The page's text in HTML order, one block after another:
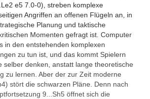
e5 7.0-0), streben komplexe
Angriffen an offenen Flügeln an, in
Planung und taktische
Momenten gefragt ist. Computer
in den entstehenden komplexen
zu tun ist, und das kommt Spielern
selber denken, anstatt lange theoretische
zu lernen. Aber der zur Zeit moderne
stört die schwarzen Pläne. Denn nach
9...Sh5 öffnet sich die